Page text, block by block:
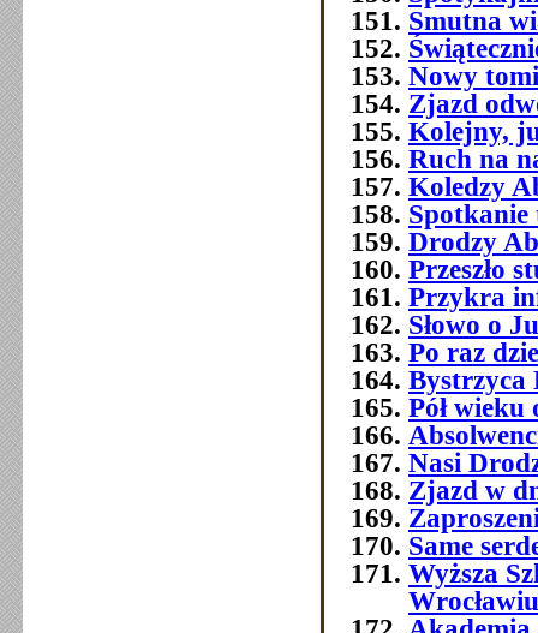
Smutna
Nowy
Zjazd
Kolejny,
Ruch na
Koledzy
Spotkanie
Drodzy
Przeszło
Przykra
Słowo o
Po raz
Bystrzyca
Pół
Nasi
Zjazd w
Same
Wyższa
Wrocławiu